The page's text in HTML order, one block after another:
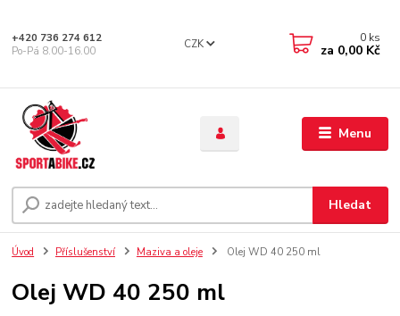
Menu
CZK
Hledat
+420 736 274 612
Po-Pá 8.00-16.00
0 ks
za 0,00 Kč
Úvod Příslušenství Maziva a oleje Olej WD 40 250 ml
Olej WD 40 250 ml